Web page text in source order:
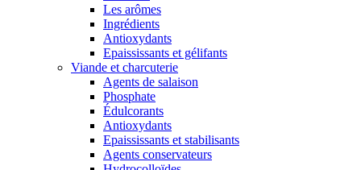
Les arômes
Ingrédients
Antioxydants
Epaississants et gélifants
Viande et charcuterie
Agents de salaison
Phosphate
Édulcorants
Antioxydants
Epaississants et stabilisants
Agents conservateurs